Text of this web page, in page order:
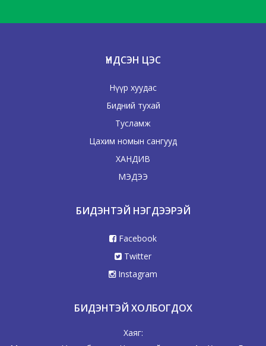
ҮНДСЭН ЦЭС
Нүүр хуудас
Бидний тухай
Тусламж
Цахим номын сангууд
ХАНДИВ
МЭДЭЭ
БИДЭНТЭЙ НЭГДЭЭРЭЙ
Facebook
Twitter
Instagram
БИДЭНТЭЙ ХОЛБОГДОХ
Хаяг: